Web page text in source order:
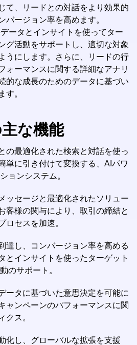
て、リードとの対話をより効果的
バージョン率を高めます。
ータとインサイトを使ってター
グ活動をサポートし、適切な対象
うにします。さらに、リードの行
ォーマンスに関する詳細なアナリ
的な成長のためのデータに基づい
す。
な機能
の最適化された検索と対話を使っ
単に引き付けて変換する、AIパワ
ョンシステム。
ッセージと最適化されたソリュー
客様の関与により、取引の締結と
ロセスを加速。
達し、コンバージョン率を高める
とインサイトを使ったターゲット
のサポート。
ータに基づいた意思決定を可能に
ャンペーンのパフォーマンスに関
クス。
化し、グローバルな拡張を支援